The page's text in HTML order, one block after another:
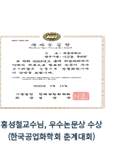
홍성철교수님, 우수논문상 수상
(한국공업화학회 춘계대회)